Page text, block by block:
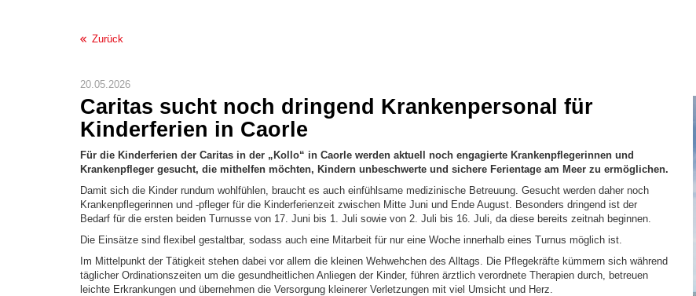
Zurück
20.05.2026
Caritas sucht noch dringend Krankenpersonal für
Kinderferien in Caorle
Für die Kinderferien der Caritas in der „Kollo“ in Caorle werden aktuell noch engagierte Krankenpflegerinnen und
Krankenpfleger gesucht, die mithelfen möchten, Kindern unbeschwerte und sichere Ferientage am Meer zu ermöglichen.
Damit sich die Kinder rundum wohlfühlen, braucht es auch einfühlsame medizinische Betreuung. Gesucht werden daher noch
Krankenpflegerinnen und -pfleger für die Kinderferienzeit zwischen Mitte Juni und Ende August. Besonders dringend ist der
Bedarf für die ersten beiden Turnusse von 17. Juni bis 1. Juli sowie von 2. Juli bis 16. Juli, da diese bereits zeitnah beginnen.
Die Einsätze sind flexibel gestaltbar, sodass auch eine Mitarbeit für nur eine Woche innerhalb eines Turnus möglich ist.
Im Mittelpunkt der Tätigkeit stehen dabei vor allem die kleinen Wehwehchen des Alltags. Die Pflegekräfte kümmern sich während
täglicher Ordinationszeiten um die gesundheitlichen Anliegen der Kinder, führen ärztlich verordnete Therapien durch, betreuen
leichte Erkrankungen und übernehmen die Versorgung kleinerer Verletzungen mit viel Umsicht und Herz.